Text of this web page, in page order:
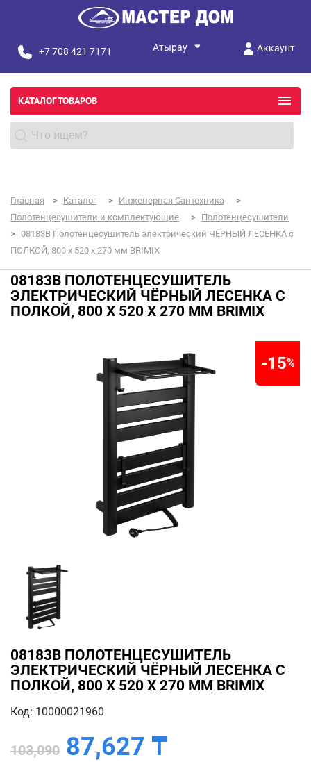
+7 708 421 7171 Аккаунт
КАТАЛОГ ТОВАРОВ
Главная Каталог
Инженерная Сантехника
Полотенцесушители и комплектующие
Полотенцесушители
08183B Полотенцесушитель электрический ЧЁРНЫЙ ЛЕСЕНКА с
ПОЛКОЙ, 800 х 520 х 270 мм BRIMIX
08183B ПОЛОТЕНЦЕСУШИТЕЛЬ
ЭЛЕКТРИЧЕСКИЙ ЧЁРНЫЙ ЛЕСЕНКА С
ПОЛКОЙ, 800 Х 520 Х 270 ММ BRIMIX
-15%
08183B ПОЛОТЕНЦЕСУШИТЕЛЬ
ЭЛЕКТРИЧЕСКИЙ ЧЁРНЫЙ ЛЕСЕНКА С
ПОЛКОЙ, 800 Х 520 Х 270 ММ BRIMIX
Код: 10000021960
103,090 87,627 ₸